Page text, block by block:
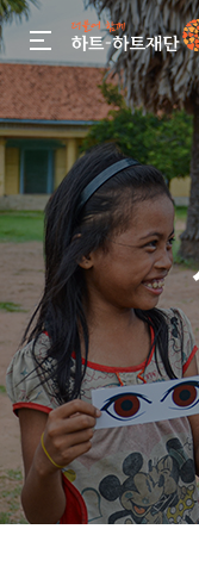
gnb menu open
인기 키워드
#정기후원#하트플
사업소식